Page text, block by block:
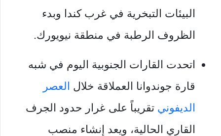
البيئات التبخرية في غرب كندا وبدء
الظروف الرطبة في منطقة نيويورك.
اتحدت القارات الجنوبية اليوم في شبه
قارة جوندوانا العملاقة خلال العصر
الديفوني تقريباً على غرار حدود الجرف
القاري الحالية، ويعد إنشاء منصب